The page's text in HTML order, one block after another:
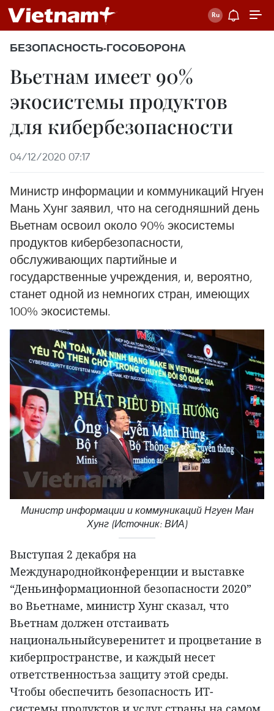
БЕЗОПАСНОСТЬ-ГОСОБОРОНА
Вьетнам имеет 90%
экосистемы продуктов
для кибербезопасности
04/12/2020 07:17
Министр информации и коммуникаций Нгуен
Мань Хунг заявил, что на сегодняшний день
Вьетнам освоил около 90% экосистемы
продуктов кибербезопасности,
обслуживающих партийные и
государственные учреждения, и, вероятно,
станет одной из немногих стран, имеющих
100% экосистемы.
Министр информации и коммуникаций Нгуен Ман
Хунг (Источник: ВИА)
Выступая 2 декабря на
Международнойконференции и выставке
“Деньинформационной безопасности 2020”
во Вьетнаме, министр Хунг сказал, что
Вьетнам должен отстаивать
национальныйсуверенитет и процветание в
киберпространстве, и каждый несет
ответственностьза защиту этой среды.
Чтобы обеспечить безопасность ИТ-